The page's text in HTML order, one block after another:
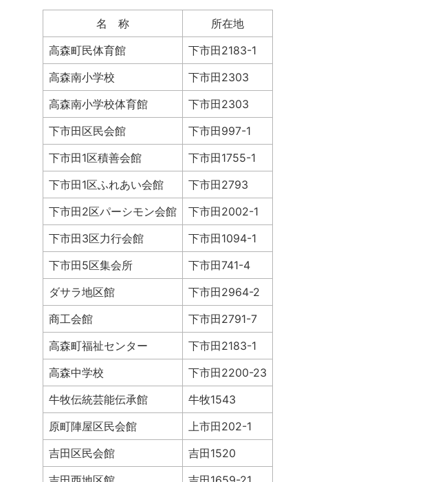
名 称
所在地
高森町民体育館
下市田2183-1
高森南小学校
下市田2303
高森南小学校体育館
下市田2303
下市田区民会館
下市田997-1
下市田1区積善会館
下市田1755-1
下市田1区ふれあい会館
下市田2793
下市田2区パーシモン会館
下市田2002-1
下市田3区力行会館
下市田1094-1
下市田5区集会所
下市田741-4
ダサラ地区館
下市田2964-2
商工会館
下市田2791-7
高森町福祉センター
下市田2183-1
高森中学校
下市田2200-23
牛牧伝統芸能伝承館
牛牧1543
原町陣屋区民会館
上市田202-1
吉田区民会館
吉田1520